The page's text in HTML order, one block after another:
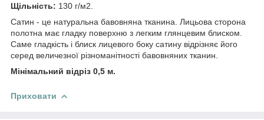
Щільність: 130 г/м2.
Сатин - це натуральна бавовняна тканина. Лицьова сторона
полотна має гладку поверхню з легким глянцевим блиском.
Саме гладкість і блиск лицевого боку сатину відрізняє його
серед величезної різноманітності бавовняних тканин.
Мінімальний відріз 0,5 м.
Приховати